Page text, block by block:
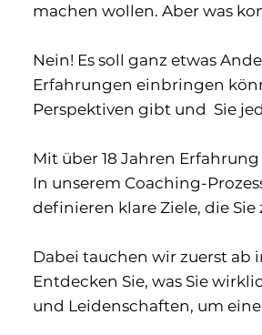
machen wollen. Aber was
Nein! Es soll ganz etwas
Erfahrungen einbringen
Perspektiven gibt und Sie
Mit über 18 Jahren
In unserem Coaching-
definieren klare Ziele, die
Dabei tauchen wir zuerst ab
Entdecken Sie, was Sie
und Leidenschaften, um